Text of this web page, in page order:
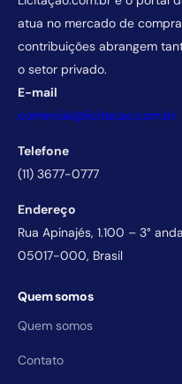
atua no mercado de
contribuições abrangem
o setor privado.
E-mail
comercial@licitacao.com.br
Telefone
(11) 3677-0777
Endereço
Rua Apinajés, 1.100 – 3°
05017-000, Brasil
Quem somos
Quem somos
Contato